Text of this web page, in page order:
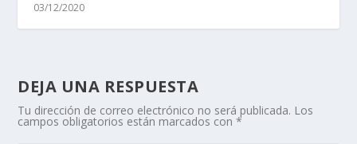
03/12/2020
DEJA UNA RESPUESTA
Tu dirección de correo electrónico no será publicada. Los
campos obligatorios están marcados con*